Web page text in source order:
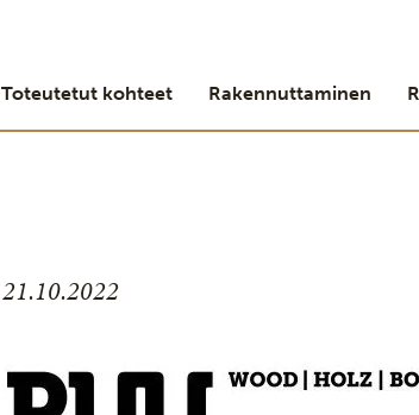
Toteutetut kohteet Rakennuttaminen
21.10.2022